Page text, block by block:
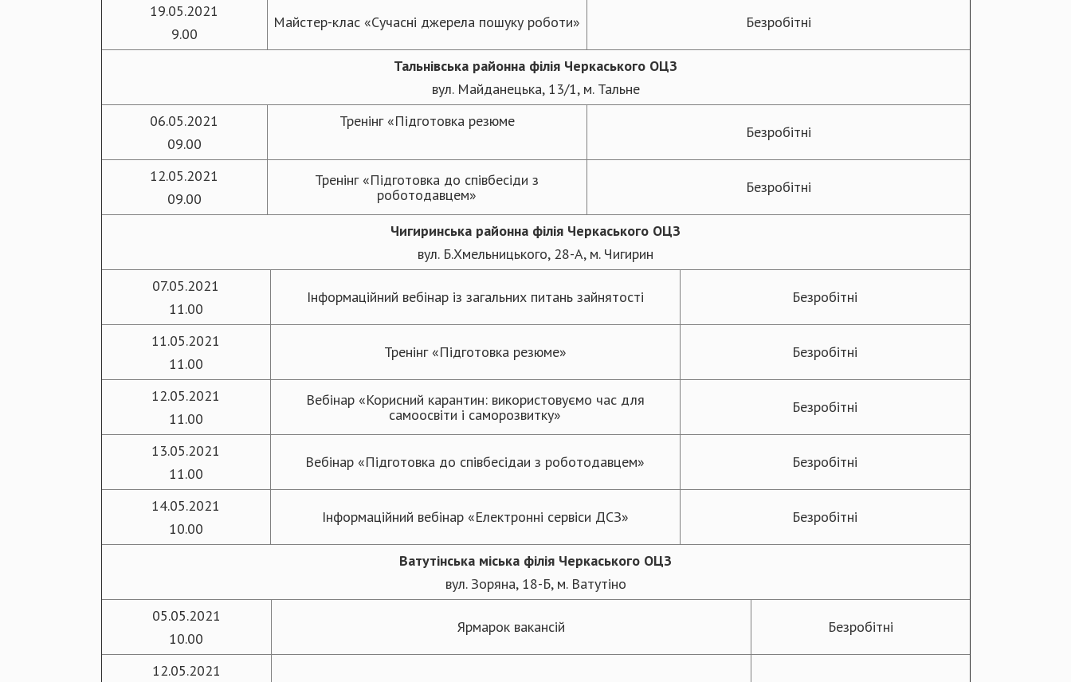
19.05.2021
9.00
Майстер-клас «Сучасні джерела пошуку роботи» Безробітні
Тальнівська районна філія Черкаського ОЦЗ
вул. Майданецька, 13/1, м. Тальне
06.05.2021
09.00
Тренінг «Підготовка резюме
Безробітні
12.05.2021
09.00
Тренінг «Підготовка до співбесіди з
роботодавцем»
Безробітні
Чигиринська районна філія Черкаського ОЦЗ
вул. Б.Хмельницького, 28-А, м. Чигирин
07.05.2021
11.00
Інформаційний вебінар із загальних питань зайнятості Безробітні
11.05.2021
11.00
Тренінг «Підготовка резюме» Безробітні
12.05.2021
11.00
Вебінар «Корисний карантин: використовуємо час для
самоосвіти і саморозвитку»
Безробітні
13.05.2021
11.00
Вебінар «Підготовка до співбесідаи з роботодавцем» Безробітні
14.05.2021
10.00
Інформаційний вебінар «Електронні сервіси ДСЗ» Безробітні
Ватутінська міська філія Черкаського ОЦЗ
вул. Зоряна, 18-Б, м. Ватутіно
05.05.2021
10.00
Ярмарок вакансій Безробітні
12.05.2021